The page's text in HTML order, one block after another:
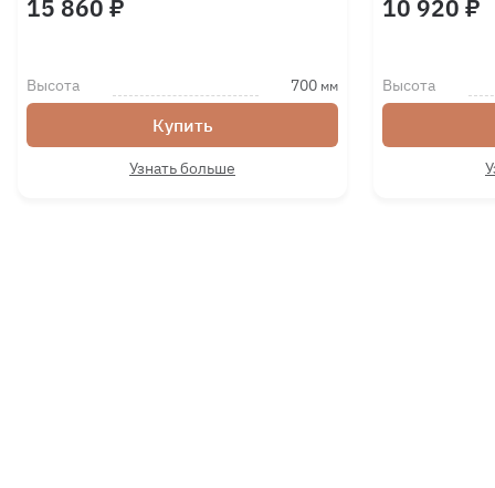
15 860 ₽
Высота 700 мм
Купить
Узнать больше
10 920 ₽
Высота